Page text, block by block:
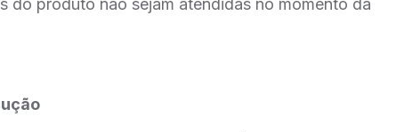
do produto não sejam atendidas no momento da